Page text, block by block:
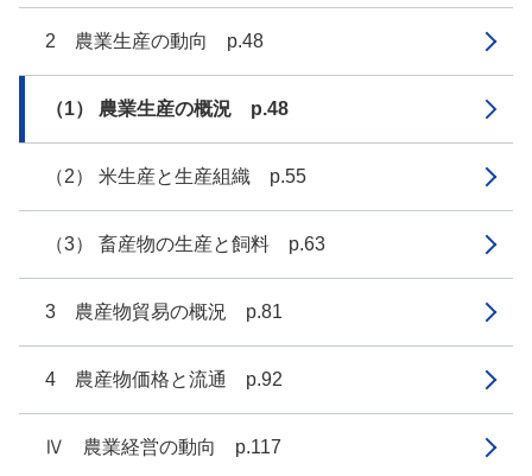
2 農業生産の動向 p.48
（1） 農業生産の概況 p.48
（2） 米生産と生産組織 p.55
（3） 畜産物の生産と飼料 p.63
3 農産物貿易の概況 p.81
4 農産物価格と流通 p.92
Ⅳ 農業経営の動向 p.117